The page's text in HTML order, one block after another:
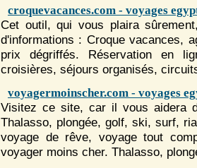
croquevacances.com - voyages
Cet outil, qui vous plaira
d'informations : Croque vacances,
prix dégriffés. Réservation en
croisières, séjours organisés,
voyagermoinscher.com - voyages
Visitez ce site, car il vous aidera
Thalasso, plongée, golf, ski, surf,
voyage de rêve, voyage tout
voyager moins cher. Thalasso,